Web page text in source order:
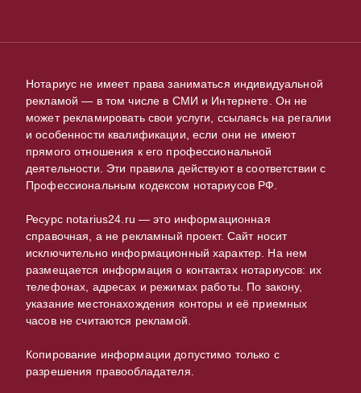
Нотариус не имеет права заниматься индивидуальной
рекламой — в том числе в СМИ и Интернете. Он не
может рекламировать свои услуги, ссылаясь на регалии
и особенности квалификации, если они не имеют
прямого отношения к его профессиональной
деятельности. Эти правила действуют в соответствии с
Профессиональным кодексом нотариусов РФ.
Ресурс notarius24.ru — это информационная
справочная, а не рекламный проект. Сайт носит
исключительно информационный характер. На нем
размещается информация о контактах нотариусов: их
телефонах, адресах и режимах работы. По закону,
указание местонахождения конторы и её приемных
часов не считаются рекламой.
Копирование информации допустимо только с
разрешения правообладателя.